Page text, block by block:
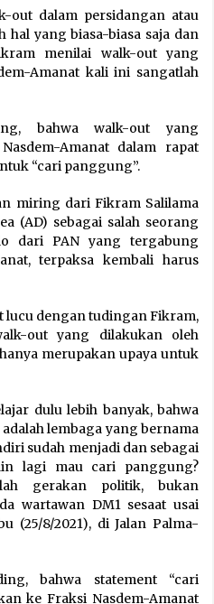
out dalam persidangan atau
hal yang biasa-biasa saja dan
menilai walk-out yang
Amanat kali ini sangatlah
bahwa walk-out yang
Amanat dalam rapat
“cari panggung”.
miring dari Fikram Salilama
(AD) sebagai salah seorang
dari PAN yang tergabung
terpaksa kembali harus
lucu dengan tudingan Fikram,
out yang dilakukan oleh
merupakan upaya untuk
dulu lebih banyak, bahwa
lembaga yang bernama
sudah menjadi dan sebagai
lagi mau cari panggung?
gerakan politik, bukan
wartawan DM1 sesaat usai
(25/8/2021), di Jalan Palma-
bahwa statement “cari
ke Fraksi Nasdem-Amanat